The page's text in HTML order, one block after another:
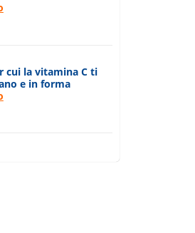
cui la vitamina C ti
e in forma